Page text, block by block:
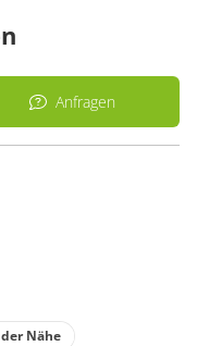
Anfragen
Nähe